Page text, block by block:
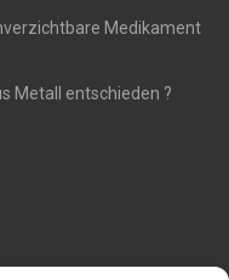
Medikament
Metall entschieden ?